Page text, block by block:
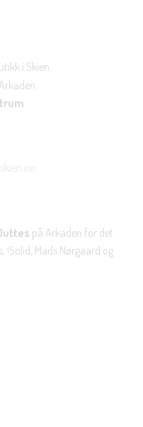
i Skien.
på Arkaden for det
!Solid, Mads Nørgaard og